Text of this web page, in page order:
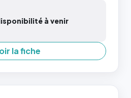
à venir
la fiche